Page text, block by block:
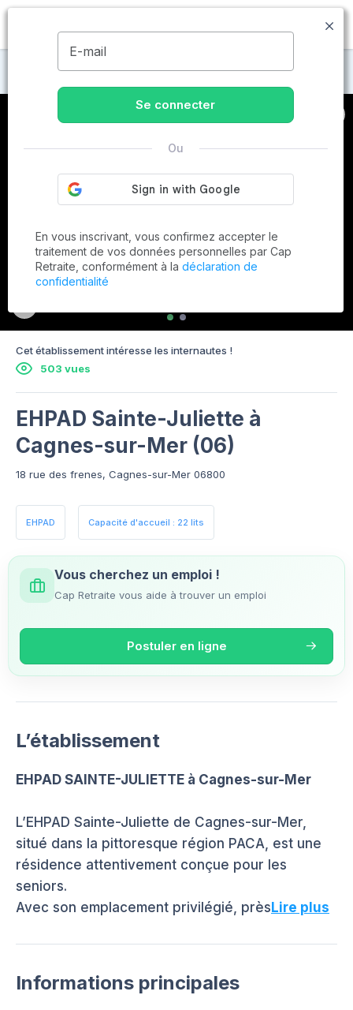
MENU
Maisons de retraite à Cagnes-sur-Mer
Cet établissement intéresse les internautes !
503 vues
EHPAD Sainte-Juliette à
Cagnes-sur-Mer (06)
18 rue des frenes, Cagnes-sur-Mer 06800
EHPAD Capacité d'accueil : 22 lits
Vous cherchez un emploi !
Cap Retraite vous aide à trouver un emploi
Postuler en ligne
L’établissement
EHPAD SAINTE-JULIETTE à Cagnes-sur-Mer
L’EHPAD Sainte-Juliette de Cagnes-sur-Mer,
situé dans la pittoresque région PACA, est une
résidence attentivement conçue pour les
seniors.
Avec son emplacement privilégié, prèsLire plus
Informations principales
E-mail
Se connecter
Ou
En vous inscrivant, vous confirmez accepter le
traitement de vos données personnelles par Cap
Retraite, conformément à la déclaration de
confidentialité